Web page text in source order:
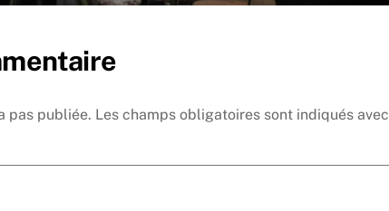
pas publiée. Les champs obligatoires sont indiqués avec